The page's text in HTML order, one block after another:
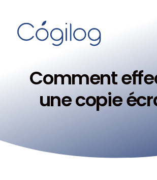
Comment
une copie